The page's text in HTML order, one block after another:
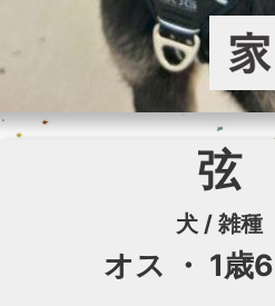
弦
犬 / 雑種
オス ・ 1歳